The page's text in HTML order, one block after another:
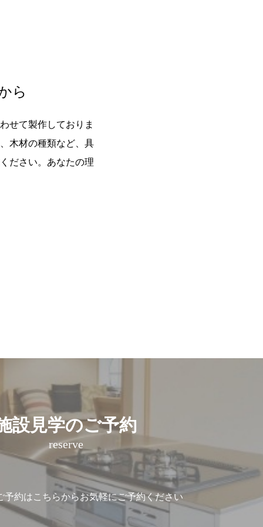
ら
せて製作しておりま
木材の種類など、具
ださい。あなたの理
設見学のご予約
reserve
予約はこちらからお気軽にご予約ください